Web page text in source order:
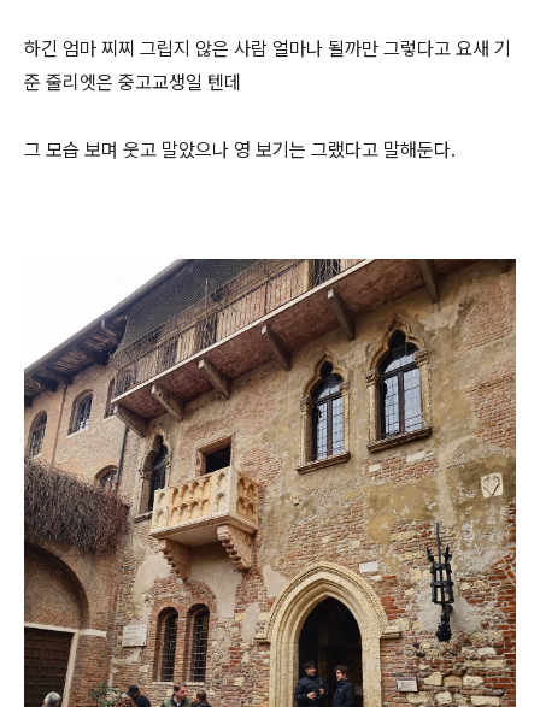
하긴 엄마 찌찌 그립지 않은 사람 얼마나 될까만 그렇다고 요새 기
준 줄리엣은 중고교생일 텐데
그 모습 보며 웃고 말았으나 영 보기는 그랬다고 말해둔다.